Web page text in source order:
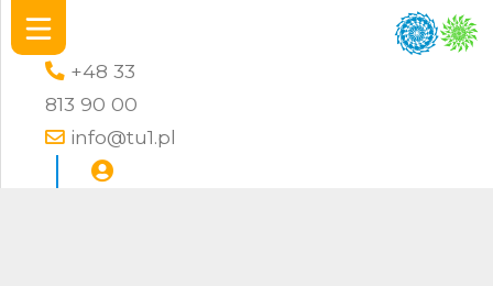
+48 33
813 90 00
info@tu1.pl